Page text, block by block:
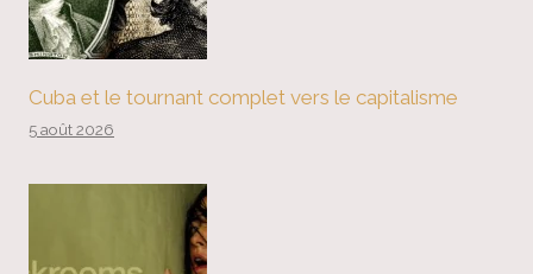
Cuba et le tournant complet vers le capitalisme
5 août 2026